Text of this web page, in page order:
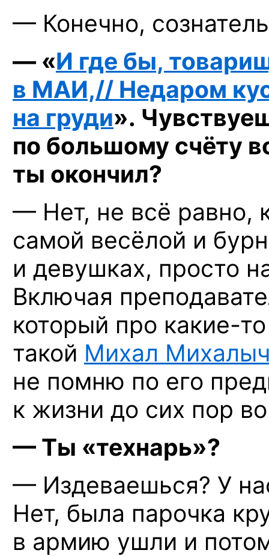
— Конечно,
— «И где бы,
в МАИ,// Недаром
на груди».
по большому счёту
ты окончил?
— Нет, не всё
самой весёлой и
и девушках, просто
Включая
который про какие-то
такой Михал
не помню по его
к жизни до сих пор
— Ты «технарь»?
— Издеваешься? У
Нет, была парочка
в армию ушли и